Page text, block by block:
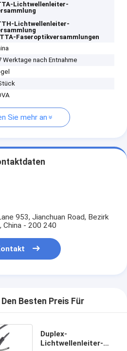
Lichtwellenleiter-
Lichtwellenleiter-
Faseroptikversammlungen
Werktage nach Entnahme
Sie mehr an
953, Jianchuan Road, Bezirk
China - 200 240
Besten Preis Für
Duplex-
Lichtwellenleiter-